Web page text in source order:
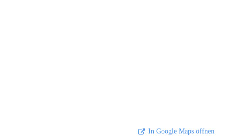
In Google Maps öffnen